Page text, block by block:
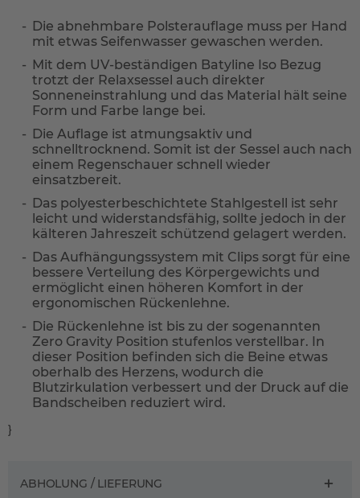
Die abnehmbare Polsterauflage muss per Hand
mit etwas Seifenwasser gewaschen werden.
Mit dem UV-beständigen Batyline Iso Bezug
trotzt der Relaxsessel auch direkter
Sonneneinstrahlung und das Material hält seine
Form und Farbe lange bei.
Die Auflage ist atmungsaktiv und
schnelltrocknend. Somit ist der Sessel auch nach
einem Regenschauer schnell wieder
einsatzbereit.
Das polyesterbeschichtete Stahlgestell ist sehr
leicht und widerstandsfähig, sollte jedoch in der
kälteren Jahreszeit schützend gelagert werden.
Das Aufhängungssystem mit Clips sorgt für eine
bessere Verteilung des Körpergewichts und
ermöglicht einen höheren Komfort in der
ergonomischen Rückenlehne.
Die Rückenlehne ist bis zu der sogenannten
Zero Gravity Position stufenlos verstellbar. In
dieser Position befinden sich die Beine etwas
oberhalb des Herzens, wodurch die
Blutzirkulation verbessert und der Druck auf die
Bandscheiben reduziert wird.
}
ABHOLUNG / LIEFERUNG